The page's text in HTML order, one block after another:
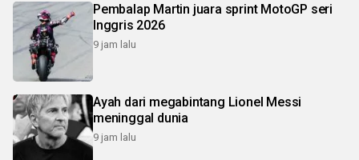
Pembalap Martin juara sprint MotoGP seri
Inggris 2026
9 jam lalu
Ayah dari megabintang Lionel Messi
meninggal dunia
9 jam lalu